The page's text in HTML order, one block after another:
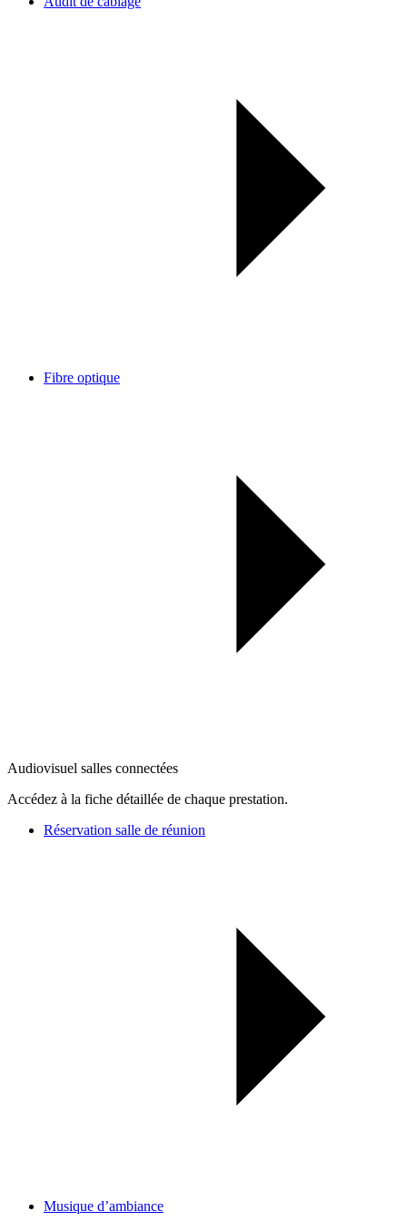
Fibre optique
Audiovisuel salles connectées
Accédez à la fiche détaillée de chaque prestation.
Réservation salle de réunion
Musique d’ambiance